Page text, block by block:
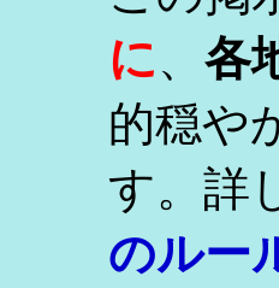
に、 各
的穏や
す。詳
のルー